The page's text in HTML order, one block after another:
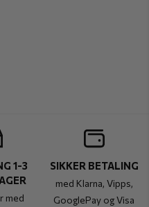
1-3
med
SIKKER BETALING
med Klarna, Vipps,
GooglePay og Visa